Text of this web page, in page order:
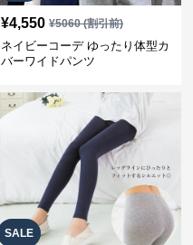
¥4,550 ¥5060(割引前)
ネイビーコーデ ゆったり体型カ
バーワイドパンツ
SALE